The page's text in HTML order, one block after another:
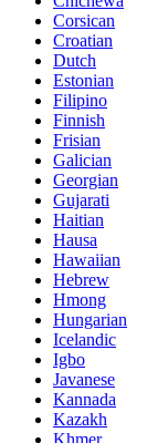
Corsican
Croatian
Dutch
Estonian
Filipino
Finnish
Frisian
Galician
Georgian
Gujarati
Haitian
Hausa
Hawaiian
Hebrew
Hmong
Hungarian
Icelandic
Igbo
Javanese
Kannada
Kazakh
Khmer